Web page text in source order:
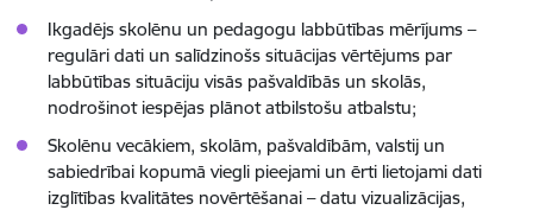
Ikgadējs skolēnu un pedagogu labbūtības mērījums –
regulāri dati un salīdzinošs situācijas vērtējums par
labbūtības situāciju visās pašvaldībās un skolās,
nodrošinot iespējas plānot atbilstošu atbalstu;
Skolēnu vecākiem, skolām, pašvaldībām, valstij un
sabiedrībai kopumā viegli pieejami un ērti lietojami dati
izglītības kvalitātes novērtēšanai – datu vizualizācijas,